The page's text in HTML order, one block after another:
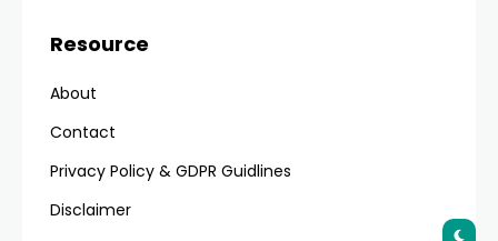
Resource
About
Contact
Privacy Policy & GDPR Guidlines
Disclaimer